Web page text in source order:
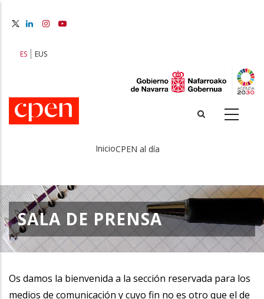
principal
ES EUS
enlaces
de
ayuda
a
la
InicioCPEN al día
SALA DE PRENSA
Os damos la bienvenida a la sección reservada para los
medios de comunicación y cuyo fin no es otro que el de